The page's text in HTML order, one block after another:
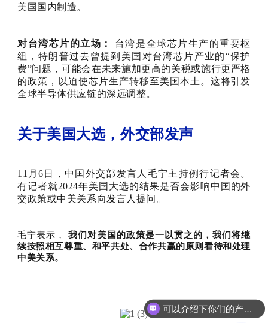
美国国内制造。
对台湾芯片的立场：
台湾是全球芯片生产的重要枢
纽，特朗普过去曾提到美国对台湾芯片产业的“保护
费”问题，可能会在未来施加更高的关税或施行更严格
的政策，以迫使芯片生产转移至美国本土。这将引发
全球半导体供应链的深远调整。
关于美国大选，外交部发声
11月6日，中国外交部发言人毛宁主持例行记者会。
有记者就2024年美国大选的结果是否会影响中国的外
交政策或中美关系向发言人提问。
毛宁表示，
我们对美国的政策是一以贯之的，我们将继
续按照相互尊重、和平共处、合作共赢的原则看待和处理
中美关系。
可以介绍下你们的产品么？